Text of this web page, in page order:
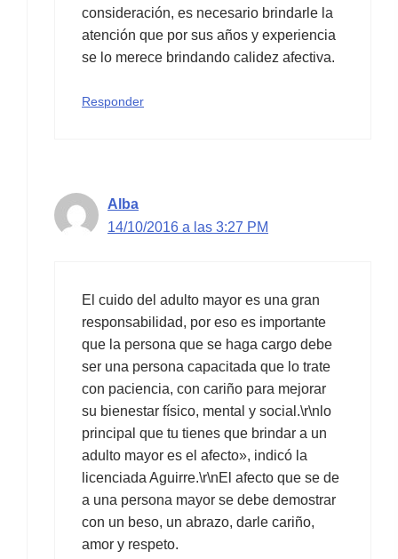
consideración, es necesario brindarle la
atención que por sus años y experiencia
se lo merece brindando calidez afectiva.
Responder
Alba
14/10/2016 a las 3:27 PM
El cuido del adulto mayor es una gran
responsabilidad, por eso es importante
que la persona que se haga cargo debe
ser una persona capacitada que lo trate
con paciencia, con cariño para mejorar
su bienestar físico, mental y social.\r\nlo
principal que tu tienes que brindar a un
adulto mayor es el afecto», indicó la
licenciada Aguirre.\r\nEl afecto que se de
a una persona mayor se debe demostrar
con un beso, un abrazo, darle cariño,
amor y respeto.